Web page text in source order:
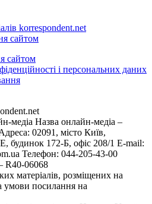
korrespondent.net
сайтом
сайтом
і персональних даних
медіа Назва онлайн-медіа –
02091, місто Київ,
172-Б, офіс 208/1 E-mail:
Телефон: 044-205-43-00
R40-06068
матеріалів, розміщених на
умови посилання на